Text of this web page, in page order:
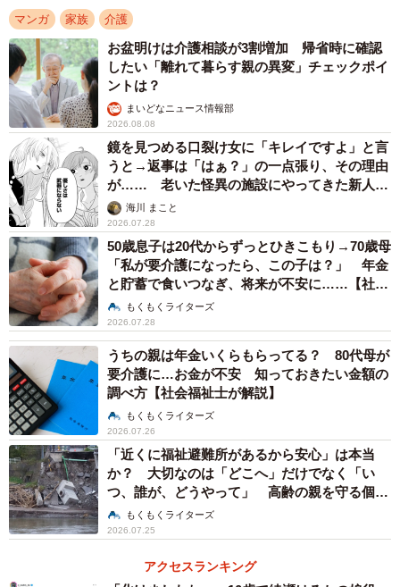
マンガ 家族 介護
お盆明けは介護相談が3割増加 帰省時に確認
したい「離れて暮らす親の異変」チェックポイ
ントは？
まいどなニュース情報部
2026.08.08
鏡を見つめる口裂け女に「キレイですよ」と言
うと→返事は「はぁ？」の一点張り、その理由
が…… 老いた怪異の施設にやってきた新人介
護士【漫画】
海川 まこと
2026.07.28
50歳息子は20代からずっとひきこもり→70歳母
「私が要介護になったら、この子は？」 年金
と貯蓄で食いつなぎ、将来が不安に……【社会
福祉士が解説】
もくもくライターズ
2026.07.28
うちの親は年金いくらもらってる？ 80代母が
要介護に…お金が不安 知っておきたい金額の
調べ方【社会福祉士が解説】
もくもくライターズ
2026.07.26
「近くに福祉避難所があるから安心」は本当
か？ 大切なのは「どこへ」だけでなく「い
つ、誰が、どうやって」 高齢の親を守る個別
避難計画【社会福祉士が解説】
もくもくライターズ
2026.07.25
アクセスランキング